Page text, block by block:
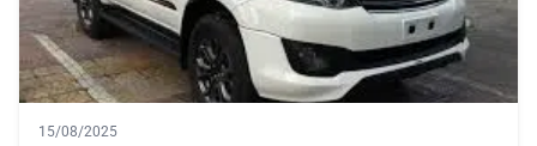
15/08/2025